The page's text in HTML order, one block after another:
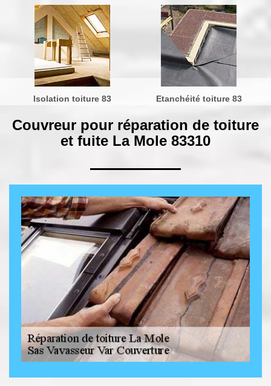
Isolation toiture 83 Etanchéité toiture 83
Couvreur pour réparation de toiture
et fuite La Mole 83310